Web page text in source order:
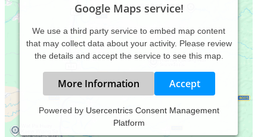
Google Maps service!
We use a third party service to embed map content
that may collect data about your activity. Please review
the details and accept the service to see this map.
More Information Accept
Powered by Usercentrics Consent Management
Platform
Heute schon gelebt? Jeder Tag ist ein neuer Anfang!